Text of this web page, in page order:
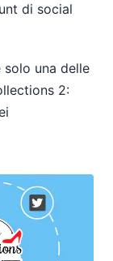
di social
una delle
2: